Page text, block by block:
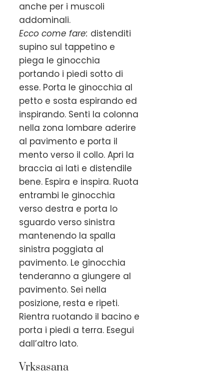
anche per i muscoli
addominali.
Ecco come fare: distenditi
supino sul tappetino e
piega le ginocchia
portando i piedi sotto di
esse. Porta le ginocchia al
petto e sosta espirando ed
inspirando. Senti la colonna
nella zona lombare aderire
al pavimento e porta il
mento verso il collo. Apri la
braccia ai lati e distendile
bene. Espira e inspira. Ruota
entrambi le ginocchia
verso destra e porta lo
sguardo verso sinistra
mantenendo la spalla
sinistra poggiata al
pavimento. Le ginocchia
tenderanno a giungere al
pavimento. Sei nella
posizione, resta e ripeti.
Rientra ruotando il bacino e
porta i piedi a terra. Esegui
dall’altro lato.
Vrksasana